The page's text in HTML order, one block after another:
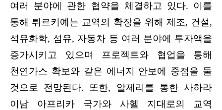
여러 분야에 관한 협약을 체결하고 있다. 이를
통해 튀르키예는 교역의 확장을 위해 제조, 건설,
석유화학, 섬유, 자동차 등 여러 분야에 투자액을
증가시키고 있으며 프로젝트와 협업을 통해
천연가스 확보와 같은 에너지 안보에 중점을 둘
것으로 전망된다. 또한, 알제리를 통한 사하라
이남 아프리카 국가와 사헬 지대로의 교역